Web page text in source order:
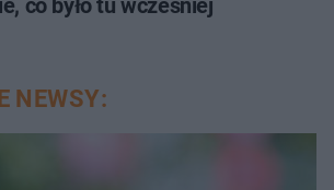
co było tu wcześniej
NEWSY: